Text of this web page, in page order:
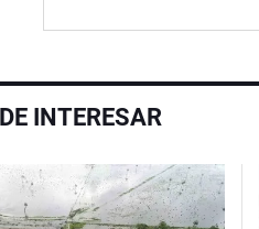
INTERESAR